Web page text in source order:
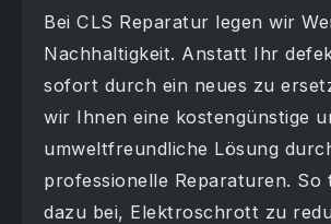
Bei CLS Reparatur legen wir
Nachhaltigkeit. Anstatt Ihr
sofort durch ein neues zu
wir Ihnen eine kostengünstige
umweltfreundliche Lösung
professionelle Reparaturen. So
dazu bei, Elektroschrott zu